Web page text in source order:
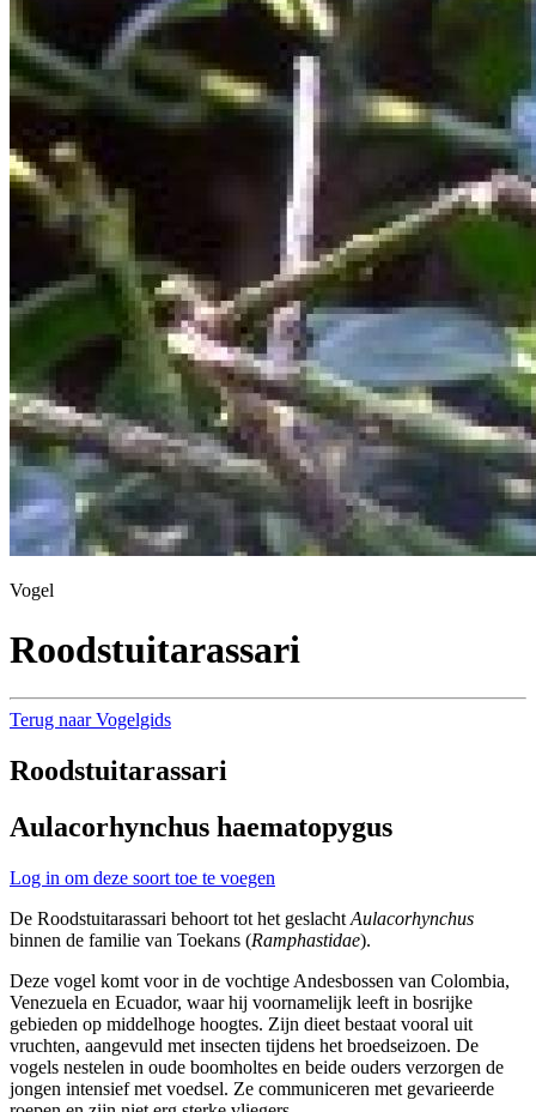
Vogel
Roodstuitarassari
Terug naar Vogelgids
Roodstuitarassari
Aulacorhynchus haematopygus
Log in om deze soort toe te voegen
De Roodstuitarassari behoort tot het geslacht Aulacorhynchus
binnen de familie van Toekans (Ramphastidae).
Deze vogel komt voor in de vochtige Andesbossen van Colombia,
Venezuela en Ecuador, waar hij voornamelijk leeft in bosrijke
gebieden op middelhoge hoogtes. Zijn dieet bestaat vooral uit
vruchten, aangevuld met insecten tijdens het broedseizoen. De
vogels nestelen in oude boomholtes en beide ouders verzorgen de
jongen intensief met voedsel. Ze communiceren met gevarieerde